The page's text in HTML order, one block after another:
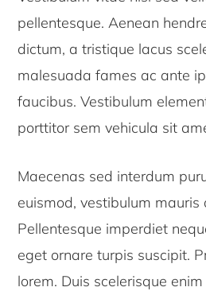
pellentesque. Aenean
dictum, a tristique lacus
malesuada fames ac ante
faucibus. Vestibulum
porttitor sem vehicula sit
Maecenas sed interdum
euismod, vestibulum mauris
Pellentesque imperdiet
eget ornare turpis suscipit.
lorem. Duis scelerisque